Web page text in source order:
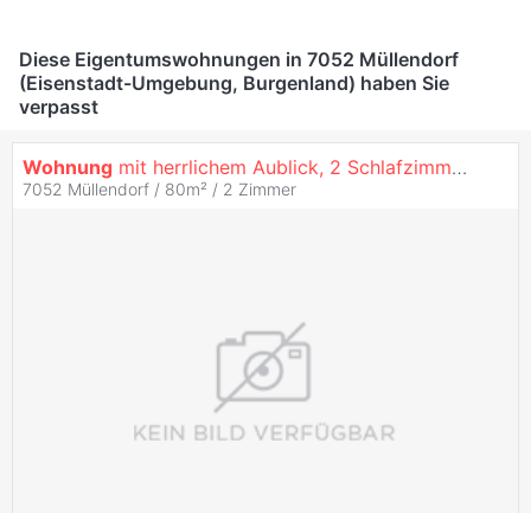
Diese Eigentumswohnungen in 7052 Müllendorf
(Eisenstadt-Umgebung, Burgenland) haben Sie
verpasst
Wohnung mit herrlichem Aublick, 2 Schlafzimmer, Tiefgarage
7052 Müllendorf / 80m² / 2 Zimmer